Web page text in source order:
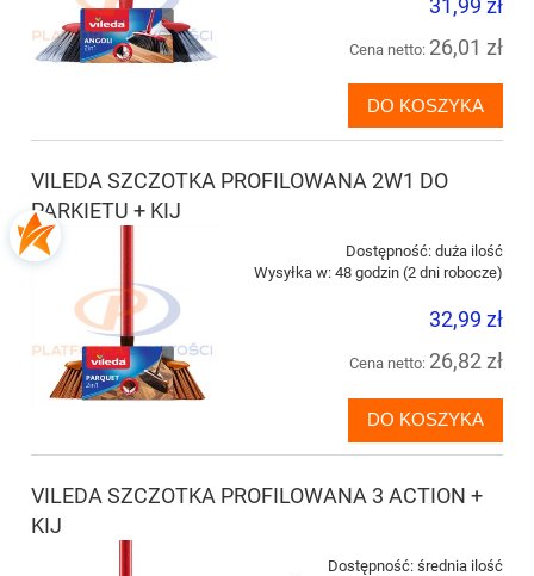
Cena netto: 26,01 zł
DO KOSZYKA
VILEDA SZCZOTKA PROFILOWANA 2W1 DO
PARKIETU + KIJ
Dostępność: duża ilość
Wysyłka w: 48 godzin (2 dni robocze)
32,99 zł
Cena netto: 26,82 zł
DO KOSZYKA
VILEDA SZCZOTKA PROFILOWANA 3 ACTION +
KIJ
Dostępność: średnia ilość